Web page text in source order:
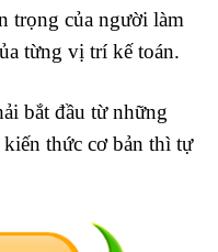
trọng của người làm
từng vị trí kế toán.
bắt đầu từ những
thức cơ bản thì tự